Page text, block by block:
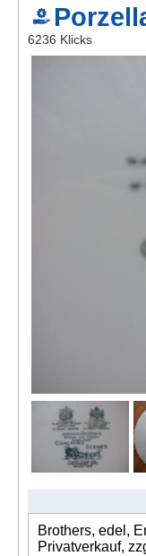
Kontakt
AGB,
6236 Klicks
Brothers, edel,
Privatverkauf,